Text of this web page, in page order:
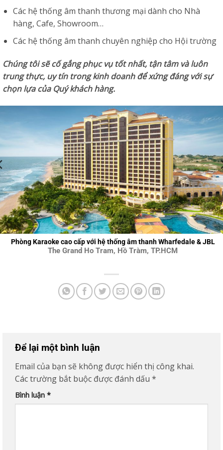
Các hệ thống âm thanh thương mại dành cho Nhà
hàng, Cafe, Showroom…
Các hệ thống âm thanh chuyên nghiệp cho Hội trường
Chúng tôi sẽ cố gắng phục vụ tốt nhất, tận tâm và luôn
trung thực, uy tín trong kinh doanh để xứng đáng với sự
chọn lựa của Quý khách hàng.
Phòng Karaoke cao cấp với hệ thống âm thanh Wharfedale & JBL
The Grand Ho Tram, Hồ Tràm, TP.HCM
Để lại một bình luận
Email của bạn sẽ không được hiển thị công khai.
Các trường bắt buộc được đánh dấu *
Bình luận *